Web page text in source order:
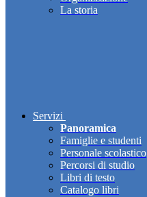
La storia
Servizi
Panoramica
Famiglie e studenti
Personale scolastico
Percorsi di studio
Libri di testo
Catalogo libri